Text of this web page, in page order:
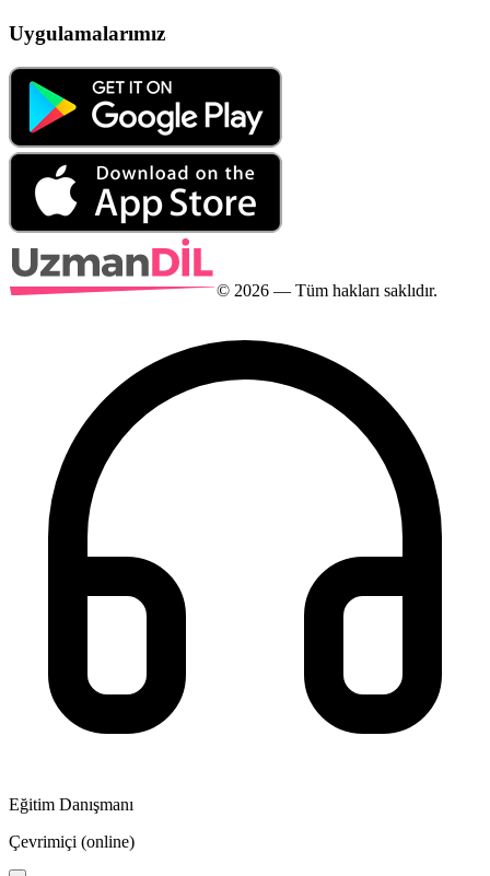
Uygulamalarımız
© 2026 — Tüm hakları saklıdır.
Eğitim Danışmanı
Çevrimiçi (online)